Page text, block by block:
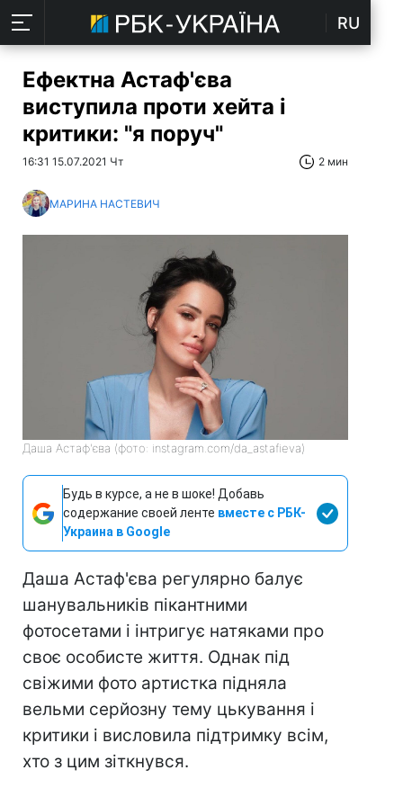
RU
Ефектна Астаф'єва
виступила проти хейта і
критики: "я поруч"
16:31 15.07.2021 Чт 2 мин
МАРИНА НАСТЕВИЧ
Даша Астаф'єва (фото: instagram.com/da_astafieva)
Будь в курсе, а не в шоке! Добавь
содержание своей ленте вместе с РБК-
Украина в Google
Даша Астаф'єва регулярно балує
шанувальників пікантними
фотосетами і інтригує натяками про
своє особисте життя. Однак під
свіжими фото артистка підняла
вельми серйозну тему цькування і
критики і висловила підтримку всім,
хто з цим зіткнувся.